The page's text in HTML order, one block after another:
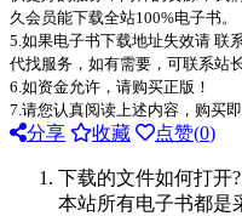
久会员能下载全站100%电子书。
5.如果电子书下载地址失效请 联
代找服务，如有需要，可联系站长
6.如资金允许，请购买正版！
7.请您认真阅读上述内容，购买
分享 收藏 点赞(0)
下载的文件如何打开?
本站所有电子书都是